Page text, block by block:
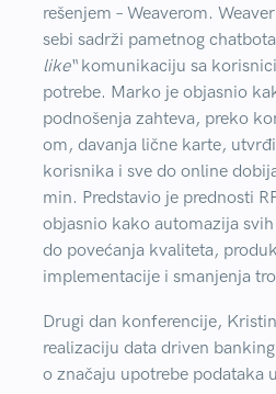
rešenjem – Weaverom.
sebi sadrži pametnog
like“komunikaciju sa
potrebe. Marko je objasnio
podnošenja zahteva, preko
om, davanja lične karte,
korisnika i sve do online
min. Predstavio je prednosti
objasnio kako automazija
do povećanja kvaliteta,
implementacije i smanjenja
Drugi dan konferencije,
realizaciju data driven
o značaju upotrebe podataka